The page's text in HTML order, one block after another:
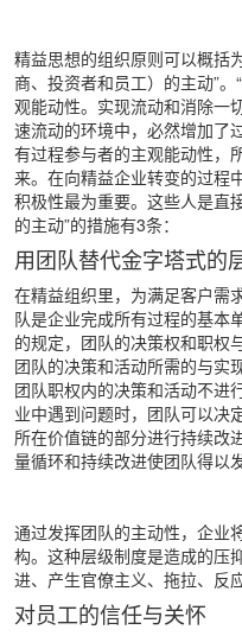
精益思想的组织原则可以概括
商、投资者和员工）的主动”
观能动性。实现流动和消除一
速流动的环境中，必然增加了
有过程参与者的主观能动性，
来。在向精益企业转变的过程
积极性最为重要。这些人是直
的主动”的措施有3条：
用团队替代金字塔式的
在精益组织里，为满足客户需
队是企业完成所有过程的基本
的规定，团队的决策权和职权
团队的决策和活动所需的与实
团队职权内的决策和活动不进
业中遇到问题时，团队可以决
所在价值链的部分进行持续改
量循环和持续改进使团队得以发
通过发挥团队的主动性，企业
构。这种层级制度是造成的压
进、产生官僚主义、拖拉、反
对员工的信任与关怀